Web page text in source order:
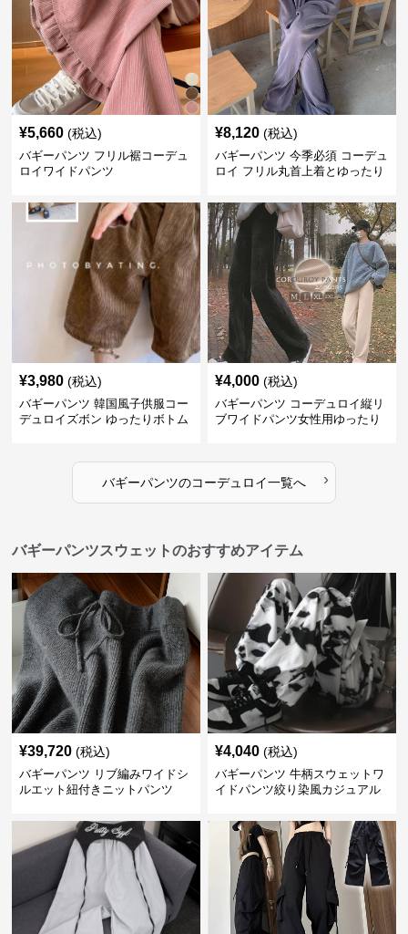
¥5,660 (税込)
バギーパンツ フリル裾コーデュ
ロイワイドパンツ
¥8,120 (税込)
バギーパンツ 今季必須 コーデュ
ロイ フリル丸首上着とゆったり
¥3,980 (税込)
バギーパンツ 韓国風子供服コー
デュロイズボン ゆったりボトム
¥4,000 (税込)
バギーパンツ コーデュロイ縦リ
ブワイドパンツ女性用ゆったり
バギーパンツのコーデュロイ一覧へ ›
バギーパンツスウェットのおすすめアイテム
¥39,720 (税込)
バギーパンツ リブ編みワイドシ
ルエット紐付きニットパンツ
¥4,040 (税込)
バギーパンツ 牛柄スウェットワ
イドパンツ絞り染風カジュアル